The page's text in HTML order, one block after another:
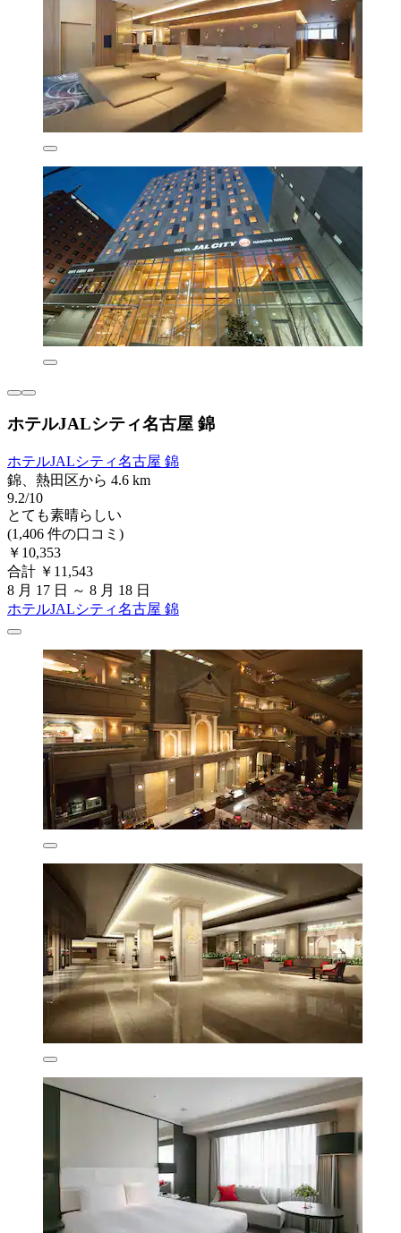
ホテルJALシティ名古屋 錦
ホテルJALシティ名古屋 錦
錦、熱田区から 4.6 km
9.2/10
とても素晴らしい
(1,406 件の口コミ)
￥10,353
合計 ￥11,543
8 月 17 日 ～ 8 月 18 日
ホテルJALシティ名古屋 錦